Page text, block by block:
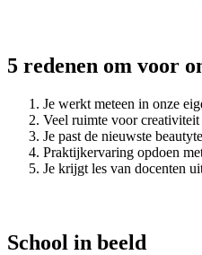
5 redenen om voor
Je werkt meteen in onze
Veel ruimte voor
Je past de nieuwste
Praktijkervaring opdoen
Je krijgt les van docenten
School in beeld